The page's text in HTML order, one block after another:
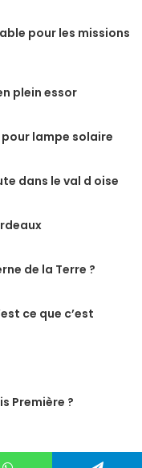
pour les missions
plein essor
lampe solaire
dans le val d oise
de la Terre ?
ce que c’est
Première ?